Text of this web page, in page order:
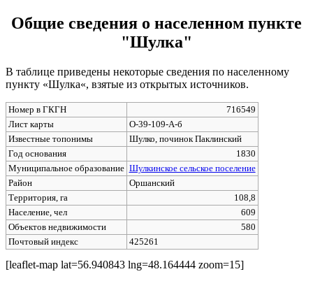
Общие сведения о населенном пункте
"Шулка"
В таблице приведены некоторые сведения по населенному
пункту «Шулка«, взятые из открытых источников.
Номер в ГКГН
716549
Лист карты
O-39-109-А-б
Известные топонимы
Шулко, починок Паклинский
Год основания
1830
Муниципальное образование Шулкинское сельское поселение
Район
Оршанский
Территория, га
108,8
Население, чел
609
Объектов недвижимости
580
Почтовый индекс
425261
[leaflet-map lat=56.940843 lng=48.164444 zoom=15]